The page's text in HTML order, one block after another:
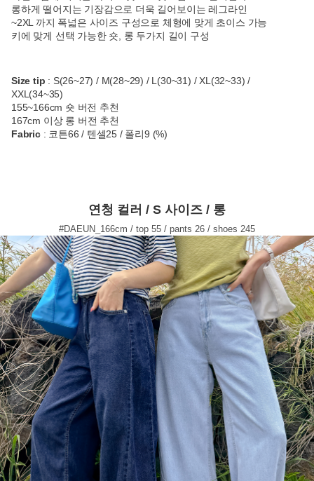
롱하게 떨어지는 기장감으로 더욱 길어보이는 레그라인
~2XL 까지 폭넓은 사이즈 구성으로 체형에 맞게 초이스 가능
키에 맞게 선택 가능한 숏, 롱 두가지 길이 구성
Size tip : S(26~27) / M(28~29) / L(30~31) / XL(32~33) /
XXL(34~35)
155~166cm 숏 버전 추천
167cm 이상 롱 버전 추천
Fabric: 코튼66 / 텐셀25 / 폴리9 (%)
연청 컬러 / S 사이즈 / 롱
#DAEUN_166cm / top 55 / pants 26 / shoes 245